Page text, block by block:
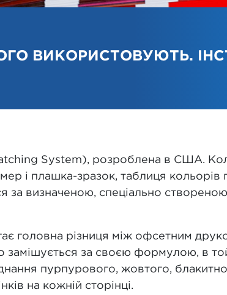
ВИКОРИСТОВУЮТЬ.
System), розроблена в США.
і плашка-зразок, таблиця кольорів
за визначеною, спеціально
головна різниця між офсетним
замішується за своєю формулою, в
пурпурового, жовтого,
на кожній сторінці.